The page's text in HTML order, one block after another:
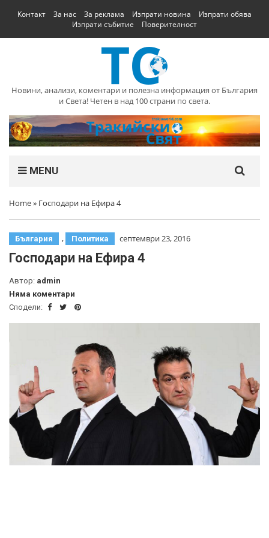
Контакт За нас За реклама Изпрати новина
Изпрати обява
Изпрати събитие
Поверителност
Новини, анализи, коментари и полезна информация от България
и Света! Четен в над 100 страни по света.
MENU
Home» Господари на Ефира 4
България , Политика септември 23, 2016
Господари на Ефира 4
Автор: admin
Няма коментари
Сподели: